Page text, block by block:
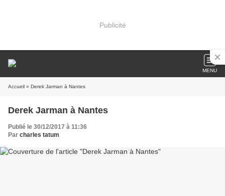
Publicité
MENU
Accueil » Derek Jarman à Nantes
Derek Jarman à Nantes
Publié le 30/12/2017 à 11:36
Par charles tatum